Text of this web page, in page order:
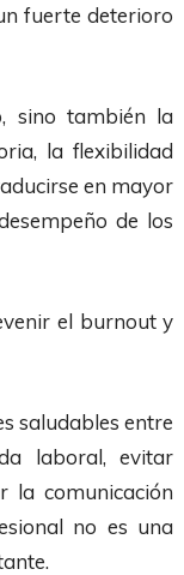
fuerte deterioro
sino también la
la flexibilidad
en mayor
de los
el burnout y
saludables entre
laboral, evitar
la comunicación
no es una